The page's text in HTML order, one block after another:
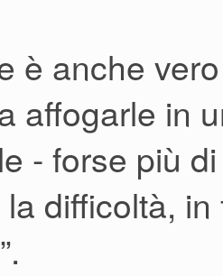
è anche
affogarle in
- forse più
difficoltà,